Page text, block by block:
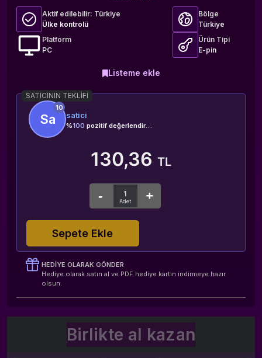
Aktif edilebilir: Türkiye
Ülke kontrolü
Bölge
Türkiye
Platform
PC
Ürün Tipi
E-pin
Listeme ekle
SATICININ TEKLIFI
10
Sa satici
%100 pozitif değerlendirme
130,36 TL
Sepete Ekle
HEDIYE OLARAK GÖNDER
Hediye olarak satın al ve PDF hediye kartın indirmeye hazır
olsun.
Birlikte al kazan